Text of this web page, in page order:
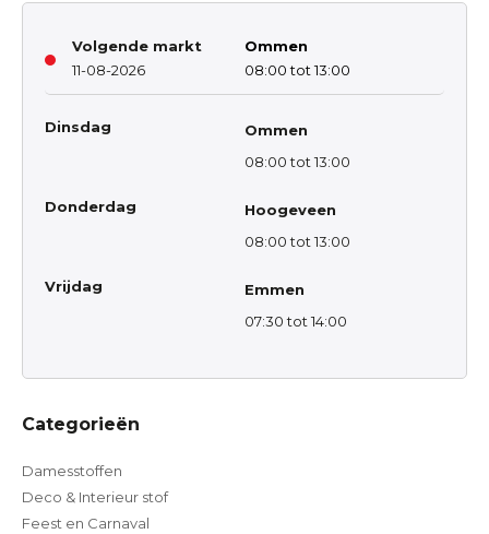
Volgende markt
11-08-2026
Ommen
08:00 tot 13:00
Dinsdag
Ommen
08:00 tot 13:00
Donderdag
Hoogeveen
08:00 tot 13:00
Vrijdag
Emmen
07:30 tot 14:00
Categorieën
Damesstoffen
Deco & Interieur stof
Feest en Carnaval